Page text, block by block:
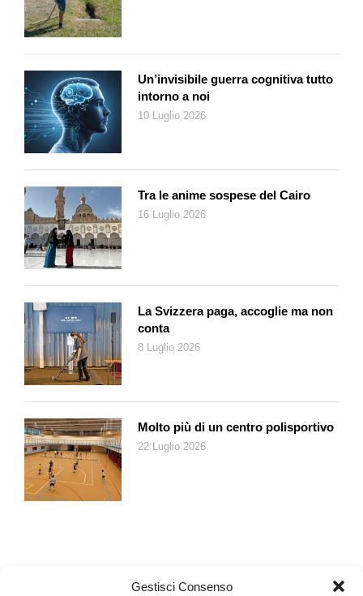
Gestisci Consenso
Un’invisibile guerra cognitiva tutto
intorno a noi
10 Luglio 2026
Tra le anime sospese del Cairo
16 Luglio 2026
La Svizzera paga, accoglie ma non
conta
8 Luglio 2026
Molto più di un centro polisportivo
22 Luglio 2026